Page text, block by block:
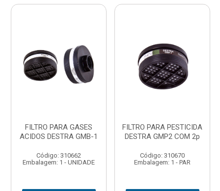
FILTRO PARA GASES
ACIDOS DESTRA GMB-1
Código: 310662
Embalagem: 1 - UNIDADE
FILTRO PARA PESTICIDA
DESTRA GMP2 COM 2p
Código: 310670
Embalagem: 1 - PAR